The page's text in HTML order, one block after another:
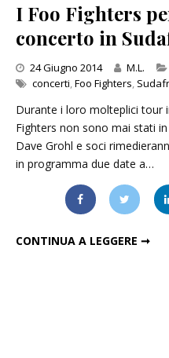
I Foo Fighters
concerto in
24 Giugno 2014 M.L.
concerti,Foo Fighters,
Durante i loro molteplici tour
Fighters non sono mai stati
Dave Grohl e soci
in programma due date a…
CONTINUA A LEGGERE ➞